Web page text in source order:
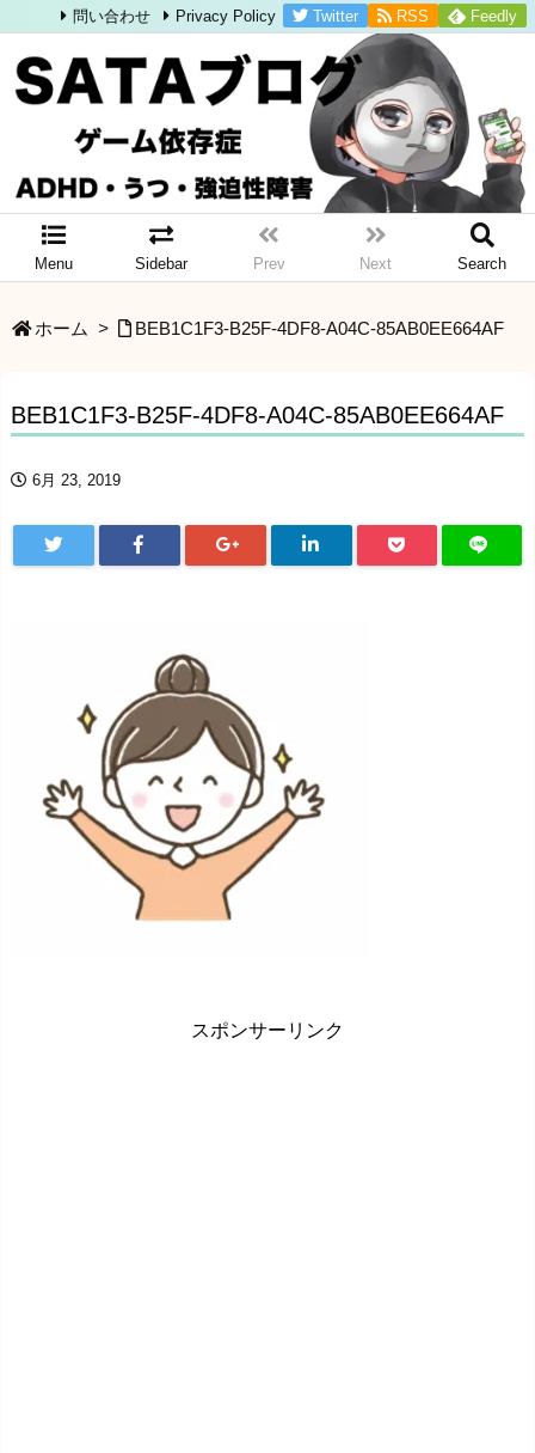
Menu Sidebar Prev Next Search
問い合わせ Privacy Policy Twitter RSS Feedly
ホーム > BEB1C1F3-B25F-4DF8-A04C-85AB0EE664AF
BEB1C1F3-B25F-4DF8-A04C-85AB0EE664AF
6月 23, 2019
スポンサーリンク